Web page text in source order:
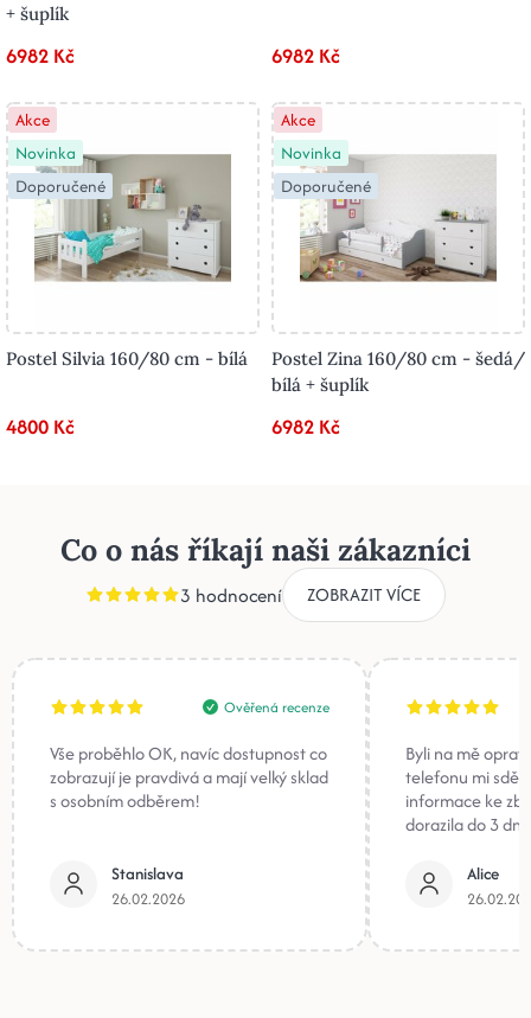
+ šuplík
6982 Kč 6982 Kč
Akce
Novinka
Doporučené
Postel Silvia 160/80 cm - bílá
4800 Kč
Akce
Novinka
Doporučené
Postel Zina 160/80 cm - šedá/
bílá + šuplík
6982 Kč
Co o nás říkají naši zákazníci
3 hodnocení ZOBRAZIT VÍCE
Ověřená recenze
Vše proběhlo OK, navíc dostupnost co
zobrazují je pravdivá a mají velký sklad
s osobním odběrem!
Stanislava
26.02.2026
Byli na mě
telefonu mi
informace ke
dorazila do 3
Alice